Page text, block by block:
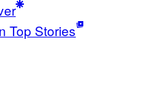
Top Stories